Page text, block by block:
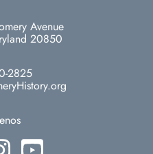
Avenue
20850
2825